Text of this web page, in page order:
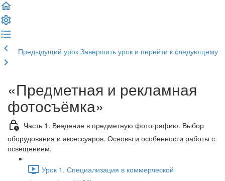
Предыдущий урок Завершить урок и перейти к следующему
«Предметная и рекламная
фотосъёмка»
Часть 1. Введение в предметную фотографию. Выбор
оборудования и аксессуаров. Основы и особенности работы с
освещением.
Урок 1. Специализация в коммерческой